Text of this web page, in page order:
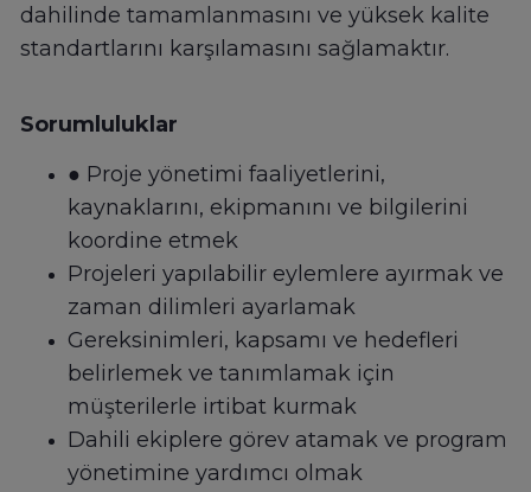
dahilinde tamamlanmasını ve yüksek kalite
standartlarını karşılamasını sağlamaktır.
Sorumluluklar
● Proje yönetimi faaliyetlerini,
kaynaklarını, ekipmanını ve bilgilerini
koordine etmek
Projeleri yapılabilir eylemlere ayırmak ve
zaman dilimleri ayarlamak
Gereksinimleri, kapsamı ve hedefleri
belirlemek ve tanımlamak için
müşterilerle irtibat kurmak
Dahili ekiplere görev atamak ve program
yönetimine yardımcı olmak